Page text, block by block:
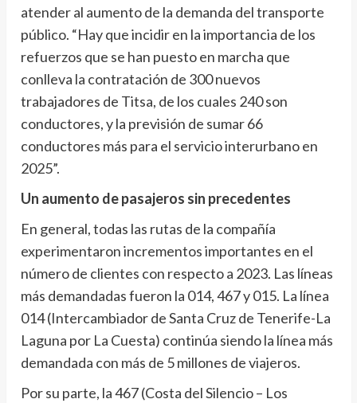
atender al aumento de la demanda del transporte
público. “Hay que incidir en la importancia de los
refuerzos que se han puesto en marcha que
conlleva la contratación de 300 nuevos
trabajadores de Titsa, de los cuales 240 son
conductores, y la previsión de sumar 66
conductores más para el servicio interurbano en
2025”.
Un aumento de pasajeros sin precedentes
En general, todas las rutas de la compañía
experimentaron incrementos importantes en el
número de clientes con respecto a 2023. Las líneas
más demandadas fueron la 014, 467 y 015. La línea
014 (Intercambiador de Santa Cruz de Tenerife-La
Laguna por La Cuesta) continúa siendo la línea más
demandada con más de 5 millones de viajeros.
Por su parte, la 467 (Costa del Silencio – Los